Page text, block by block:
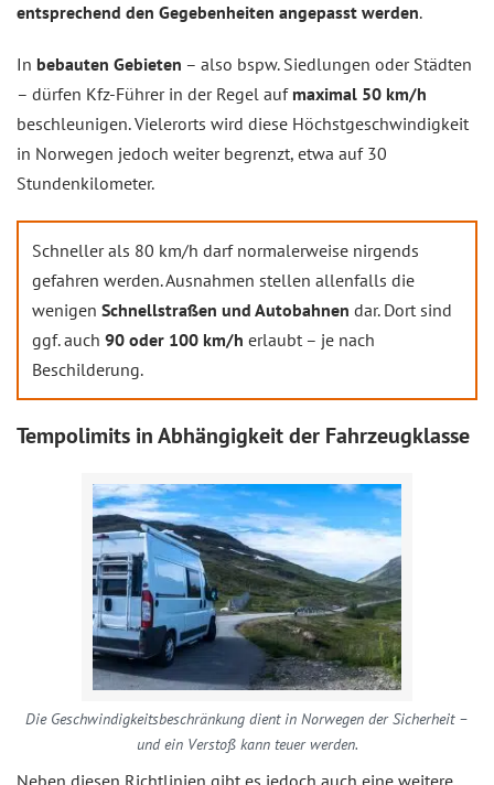
entsprechend den Gegebenheiten angepasst werden.
In bebauten Gebieten – also bspw. Siedlungen oder Städten
– dürfen Kfz-Führer in der Regel auf maximal 50 km/h
beschleunigen. Vielerorts wird diese Höchstgeschwindigkeit
in Norwegen jedoch weiter begrenzt, etwa auf 30
Stundenkilometer.
Schneller als 80 km/h darf normalerweise nirgends
gefahren werden. Ausnahmen stellen allenfalls die
wenigen Schnellstraßen und Autobahnen dar. Dort sind
ggf. auch 90 oder 100 km/h erlaubt – je nach
Beschilderung.
Tempolimits in Abhängigkeit der Fahrzeugklasse
Die Geschwindigkeitsbeschränkung dient in Norwegen der Sicherheit –
und ein Verstoß kann teuer werden.
Neben diesen Richtlinien gibt es jedoch auch eine weitere